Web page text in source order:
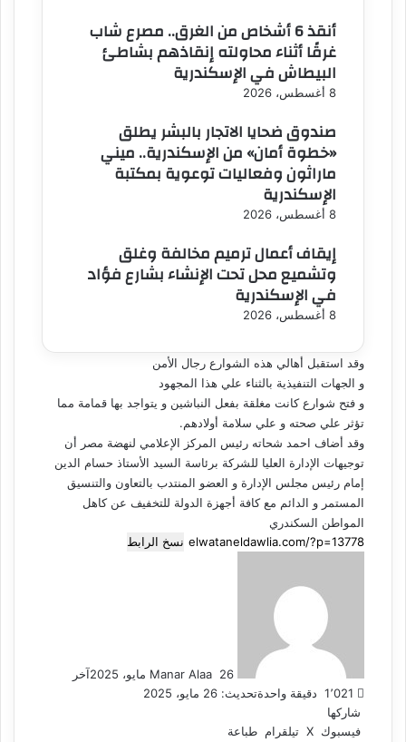
أنقذ 6 أشخاص من الغرق.. مصرع شاب
غرقًا أثناء محاولته إنقاذهم بشاطئ
البيطاش في الإسكندرية
8 أغسطس، 2026
صندوق ضحايا الاتجار بالبشر يطلق
«خطوة أمان» من الإسكندرية.. ميني
ماراثون وفعاليات توعوية بمكتبة
الإسكندرية
8 أغسطس، 2026
إيقاف أعمال ترميم مخالفة وغلق
وتشميع محل تحت الإنشاء بشارع فؤاد
في الإسكندرية
8 أغسطس، 2026
وقد استقبل أهالي هذه الشوارع رجال الأمن
و الجهات التنفيذية بالثناء علي هذا المجهود
و فتح شوارع كانت مغلقة بفعل النباشين و يتواجد بها قمامة مما
تؤثر علي صحته و علي سلامة أولادهم.
وقد أضاف احمد شحاته رئيس المركز الإعلامي لنهضة مصر أن
توجيهات الإدارة العليا للشركة برئاسة السيد الأستاذ حسام الدين
إمام رئيس مجلس الإدارة و العضو المنتدب بالتعاون والتنسيق
المستمر و الدائم مع كافة أجهزة الدولة للتخفيف عن كاهل
المواطن السكندري
نسخ الرابط
Manar Alaa 26 مايو، 2025
آخر
تحديث: 26 مايو، 2025دقيقة واحدة
شاركها
فيسبوك ‫X تيلقرام طباعة